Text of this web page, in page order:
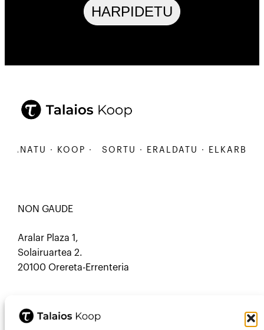
HARPIDETU
· KOOP · SORTU · ERALDATU ·
NON GAUDE
Aralar Plaza 1,
Solairuartea 2.
20100 Orereta-Errenteria